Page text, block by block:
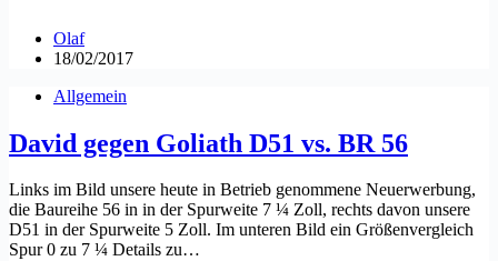
Olaf
18/02/2017
Allgemein
David gegen Goliath D51 vs. BR 56
Links im Bild unsere heute in Betrieb genommene Neuerwerbung,
die Baureihe 56 in in der Spurweite 7 ¼ Zoll, rechts davon unsere
D51 in der Spurweite 5 Zoll. Im unteren Bild ein Größenvergleich
Spur 0 zu 7 ¼ Details zu…